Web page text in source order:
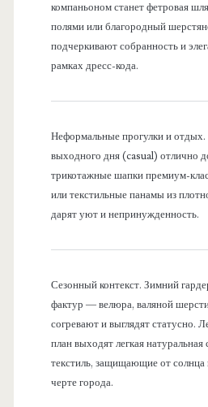
компаньоном станет фетровая
полями или благородный
подчеркивают собранность и
рамках дресс-кода.
Неформальные прогулки и отдых.
выходного дня (casual) отлично
трикотажные шапки премиум-
или текстильные панамы из
дарят уют и непринужденность.
Сезонный контекст. Зимний
фактур — велюра, валяной
согревают и выглядят статусно.
план выходят легкая
текстиль, защищающие от солнца
черте города.